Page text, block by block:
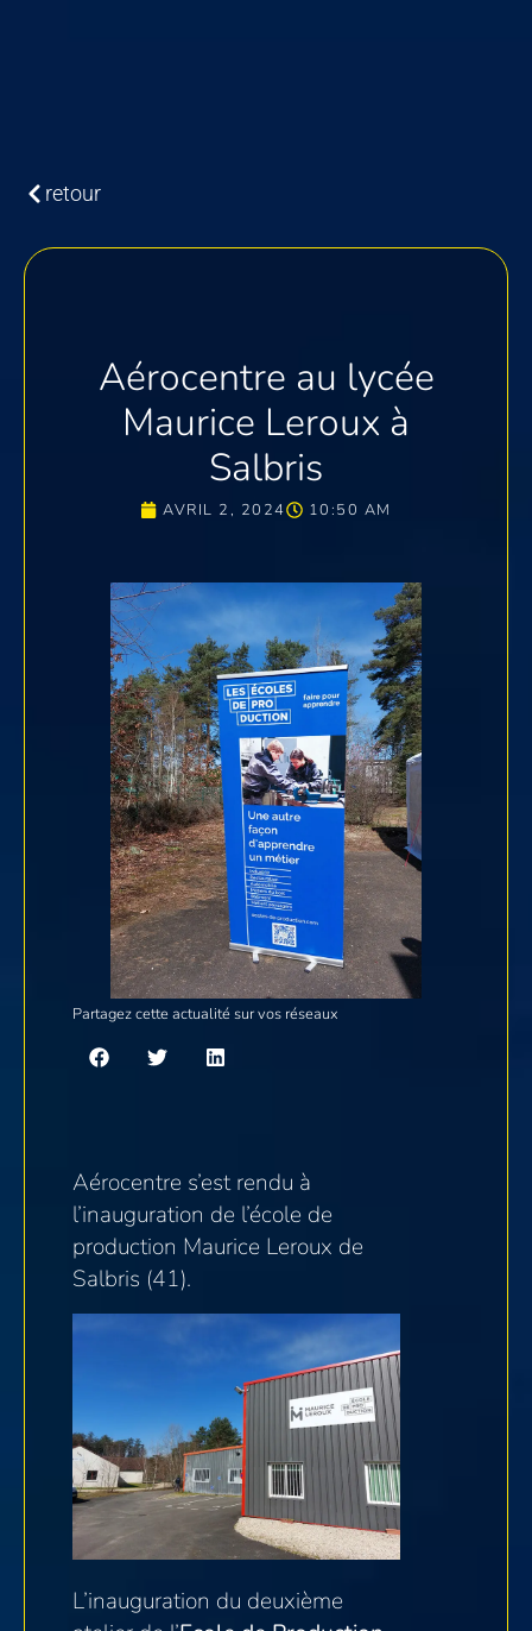
retour
Aérocentre au lycée
Maurice Leroux à
Salbris
AVRIL 2, 2024 10:50 AM
Partagez cette actualité sur vos réseaux
Aérocentre s’est rendu à
l’inauguration de l’école de
production Maurice Leroux de
Salbris (41).
L’inauguration du deuxième